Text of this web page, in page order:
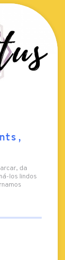
da
los lindos